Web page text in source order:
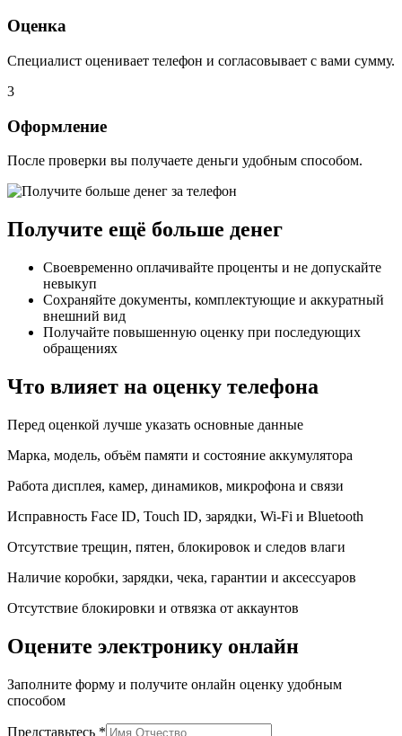
Оценка
Специалист оценивает телефон и согласовывает с вами сумму.
3
Оформление
После проверки вы получаете деньги удобным способом.
Получите ещё больше денег
Своевременно оплачивайте проценты и не допускайте
невыкуп
Сохраняйте документы, комплектующие и аккуратный
внешний вид
Получайте повышенную оценку при последующих
обращениях
Что влияет на оценку телефона
Перед оценкой лучше указать основные данные
Марка, модель, объём памяти и состояние аккумулятора
Работа дисплея, камер, динамиков, микрофона и связи
Исправность Face ID, Touch ID, зарядки, Wi-Fi и Bluetooth
Отсутствие трещин, пятен, блокировок и следов влаги
Наличие коробки, зарядки, чека, гарантии и аксессуаров
Отсутствие блокировки и отвязка от аккаунтов
Оцените электронику онлайн
Заполните форму и получите онлайн оценку удобным
способом
Представьтесь *